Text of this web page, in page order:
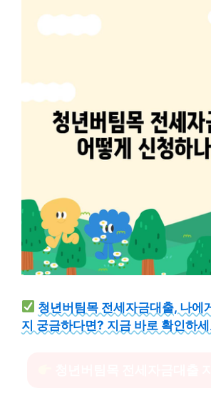
청년버팀목 전세자금대출, 나에
지 궁금하다면? 지금 바로 확인하